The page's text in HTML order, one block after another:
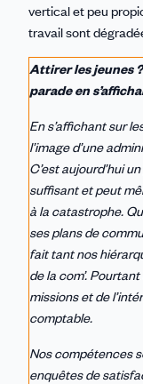
vertical et peu
travail sont
Attirer les jeunes
parade en
En s’affichant sur
l’image d’une
C’est aujourd’hui
suffisant et peut
à la catastrophe.
ses plans de
fait tant nos
de la com’.
missions et de
comptable.
Nos compétences
enquêtes de